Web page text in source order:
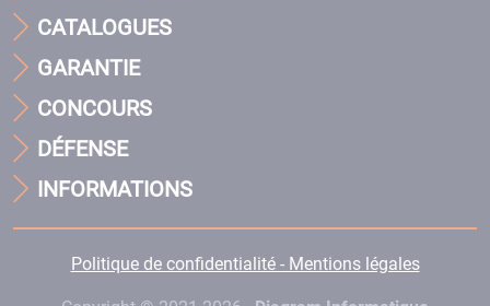
CATALOGUES
GARANTIE
CONCOURS
DÉFENSE
INFORMATIONS
Politique de confidentialité - Mentions légales